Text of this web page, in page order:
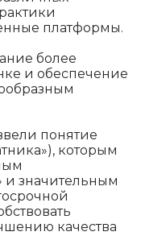
платформы.
более
и обеспечение
понятие
которым
значительным
качества